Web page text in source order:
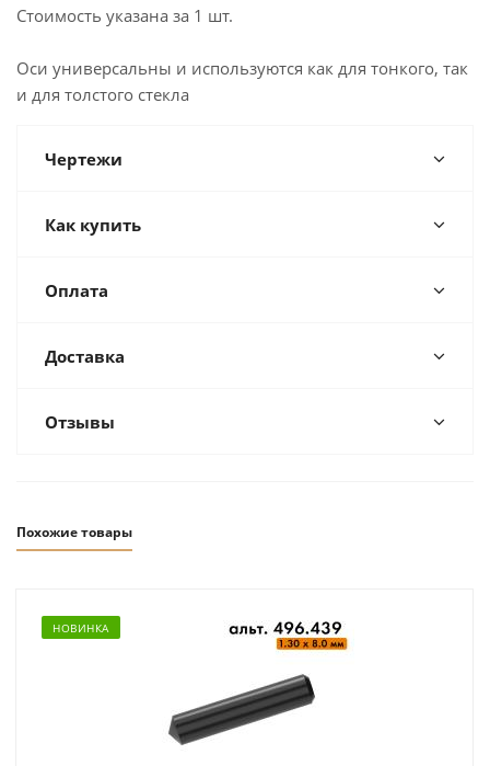
Стоимость указана за 1 шт.
Оси универсальны и используются как для тонкого, так
и для толстого стекла
Чертежи
Как купить
Оплата
Доставка
Отзывы
Похожие товары
НОВИНКА